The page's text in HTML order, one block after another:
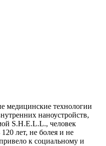
медицинские технологии
наноустройств,
S.H.E.L.L., человек
лет, не болея и не
к социальному и